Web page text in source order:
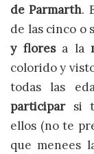
de Parmarth.
de las cinco o
y floresa la
colorido y
todas las
participarsi
ellos (no te
que menees